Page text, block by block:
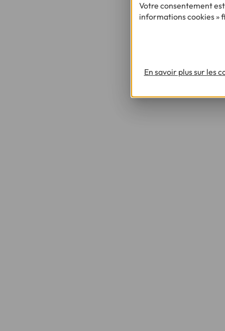
Votre consentement
informations cookies »
En savoir plus sur les